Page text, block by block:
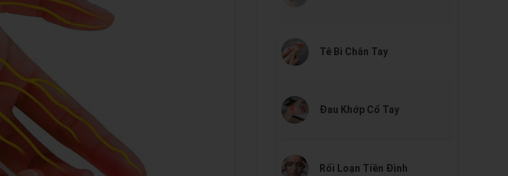
Tê Bì Chân Tay
Đau Khớp Cổ Tay
Rối Loạn Tiền Đình